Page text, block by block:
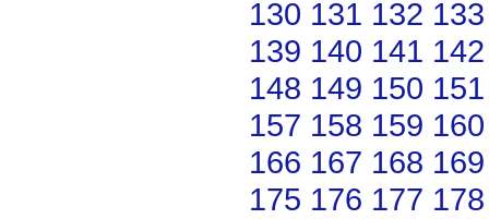
130 131 132 133
139 140 141 142
148 149 150 151
157 158 159 160
166 167 168 169
175 176 177 178